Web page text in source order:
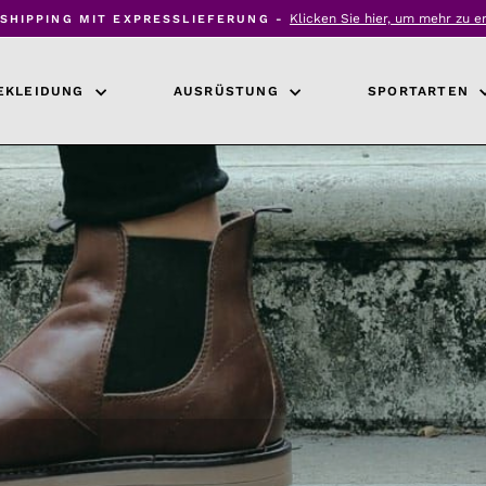
Diashow
MIT EXPRESSLIEFERUNG - Klicken Sie hier, um mehr zu
AUSRÜSTUNG SPORTARTEN